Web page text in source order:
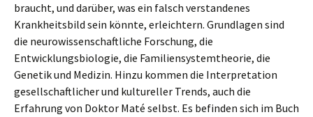
braucht, und darüber, was ein falsch verstandenes
Krankheitsbild sein könnte, erleichtern. Grundlagen sind
die neurowissenschaftliche Forschung, die
Entwicklungsbiologie, die Familiensystemtheorie, die
Genetik und Medizin. Hinzu kommen die Interpretation
gesellschaftlicher und kultureller Trends, auch die
Erfahrung von Doktor Maté selbst. Es befinden sich im Buch